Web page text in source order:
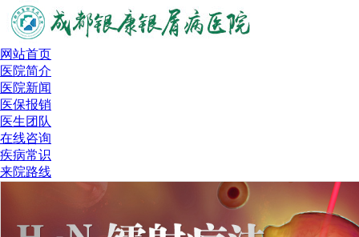
网站首页
医院简介
医院新闻
医保报销
医生团队
在线咨询
疾病常识
来院路线